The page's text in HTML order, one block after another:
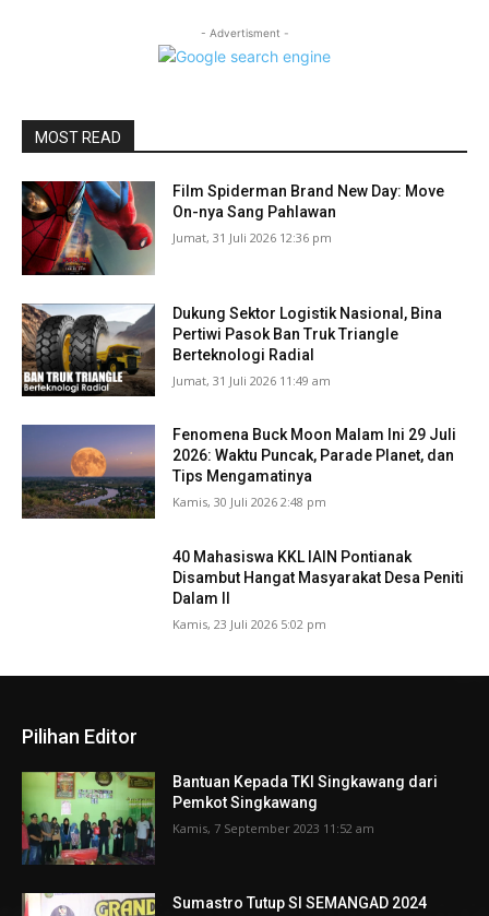
- Advertisment -
MOST READ
Film Spiderman Brand New Day: Move
On-nya Sang Pahlawan
Jumat, 31 Juli 2026 12:36 pm
Dukung Sektor Logistik Nasional, Bina
Pertiwi Pasok Ban Truk Triangle
Berteknologi Radial
Jumat, 31 Juli 2026 11:49 am
Fenomena Buck Moon Malam Ini 29 Juli
2026: Waktu Puncak, Parade Planet, dan
Tips Mengamatinya
Kamis, 30 Juli 2026 2:48 pm
40 Mahasiswa KKL IAIN Pontianak
Disambut Hangat Masyarakat Desa Peniti
Dalam II
Kamis, 23 Juli 2026 5:02 pm
Pilihan Editor
Bantuan Kepada TKI Singkawang dari
Pemkot Singkawang
Kamis, 7 September 2023 11:52 am
Sumastro Tutup SI SEMANGAD 2024